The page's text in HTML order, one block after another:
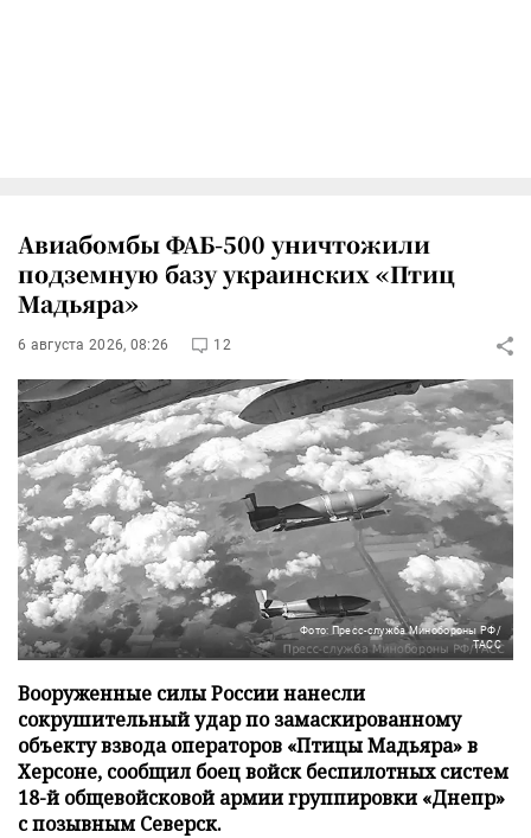
Авиабомбы ФАБ-500 уничтожили
подземную базу украинских «Птиц
Мадьяра»
6 августа 2026, 08:26 12
Фото: Пресс-служба Минобороны РФ/
ТАСС
Вооруженные силы России нанесли
сокрушительный удар по замаскированному
объекту взвода операторов «Птицы Мадьяра» в
Херсоне, сообщил боец войск беспилотных систем
18-й общевойсковой армии группировки «Днепр»
с позывным Северск.